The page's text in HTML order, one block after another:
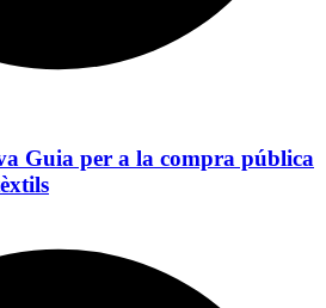
Guia per a la compra pública